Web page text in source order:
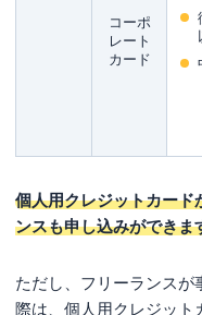
個人カード1枚
個人カードの規
支払いが1〜2ヶ
ビジネスに役立つ
フリーランスが
デメリット・注意点
コーポ
レート
カード
個人用クレジットカード
ンスも申し込みができま
ただし、フリーランスが
際は、個人用クレジット